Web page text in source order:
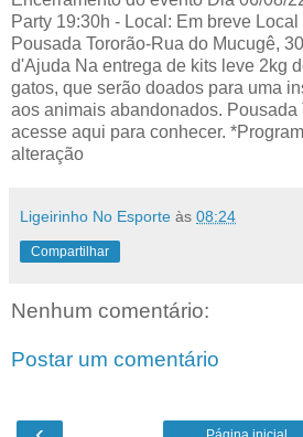
Party 19:30h - Local: Em breve
Pousada Tororão-Rua do Mucugê,
d'Ajuda Na entrega de kits leve 2kg
gatos, que serão doados para uma
aos animais abandonados. Pousada
acesse aqui para conhecer.
alteração
Ligeirinho No Esporte às 08:24
Compartilhar
Nenhum comentário:
Postar um comentário